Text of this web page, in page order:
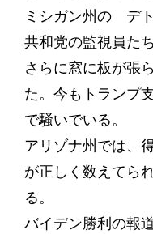
ミシガン州の デ
共和党の監視員た
さらに窓に板が張
た。今もトランプ
で騒いでいる。
アリゾナ州では、
が正しく数えてら
る。
バイデン勝利の報